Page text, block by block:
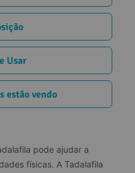
Usar
estão vendo
pode ajudar a
físicas. A Tadalafila